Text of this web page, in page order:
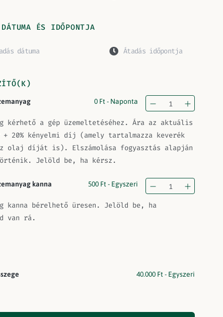
ÉS IDŐPONTJA
0 Ft- Naponta
kérhető a gép üzemeltetéséhez. Ára az aktuális
20% kényelmi díj (amely tartalmazza keverék
olaj díját is). Elszámolása fogyasztás alapján
Jelöld be, ha kérsz.
kanna 500 Ft- Egyszeri
kanna bérelhető üresen. Jelöld be, ha
van rá.
40.000 Ft- Egyszeri